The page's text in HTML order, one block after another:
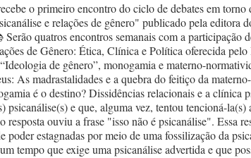
o primeiro encontro do ciclo de debates em
e relações de gênero" publicado pela editora
quatros encontros semanais com a participação
de Gênero: Ética, Clínica e Política oferecida
de gênero”, monogamia e materno-
As madrastalidades e a quebra do feitiço da
é o destino? Dissidências relacionais e a clínica
e que, alguma vez, tentou tencioná-la(s)
resposta ouviu a frase "isso não é psicanálise". Essa
poder estagnadas por meio de uma fossilização da
tempo que exige uma psicanálise advertida e que